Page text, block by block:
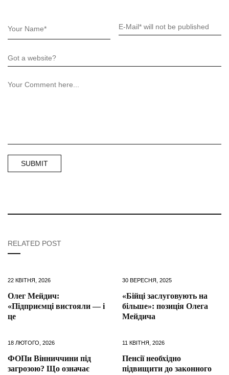
RELATED POST
22 КВІТНЯ, 2026
Олег Мейдич:
«Підприємці вистояли — і
це
30 ВЕРЕСНЯ, 2025
«Бійці заслуговують на
більше»: позиція Олега
Мейдича
18 ЛЮТОГО, 2026
ФОПи Вінниччини під
загрозою? Що означає
11 КВІТНЯ, 2026
Пенсії необхідно
підвищити до законного